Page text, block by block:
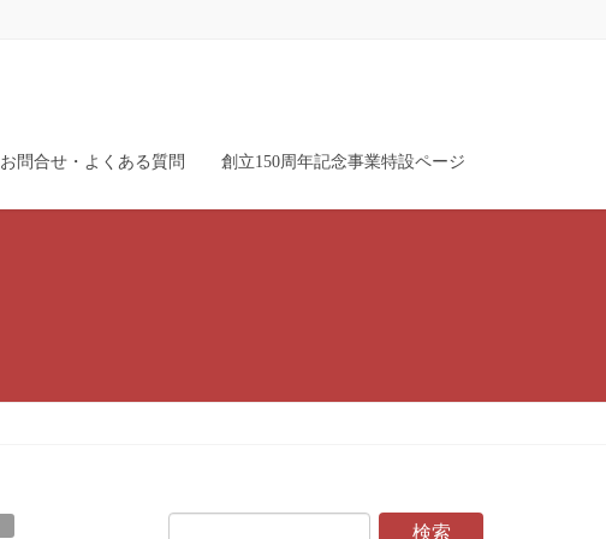
お問合せ・よくある質問 創立150周年記念事業特設ページ